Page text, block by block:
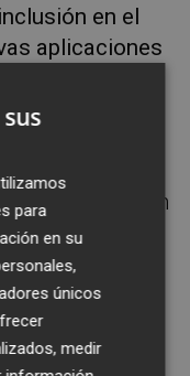
en el
aplicaciones
con el
siguiendo la
empleadas en
la
y
módulo que
para
en su
únicos
medir